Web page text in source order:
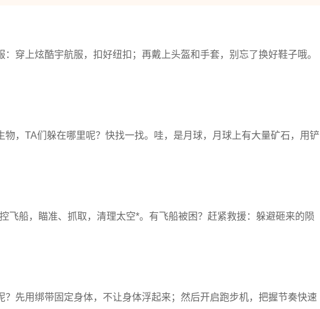
穿上炫酷宇航服，扣好纽扣；再戴上头盔和手套，别忘了换好鞋子哦。
，TA们躲在哪里呢？快找一找。哇，是月球，月球上有大量矿石，用铲
飞船，瞄准、抓取，清理太空*。有飞船被困？赶紧救援：躲避砸来的陨
先用绑带固定身体，不让身体浮起来；然后开启跑步机，把握节奏快速